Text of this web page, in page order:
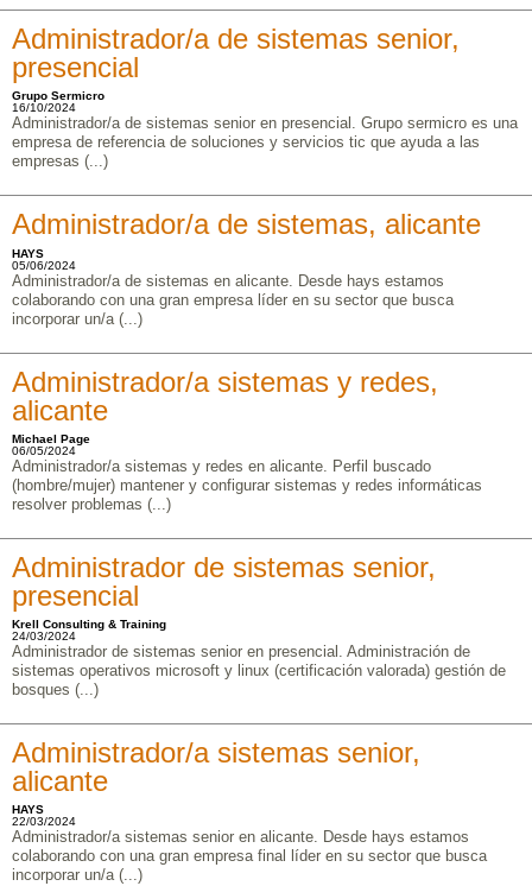
Administrador/a de sistemas senior,
presencial
Grupo Sermicro
16/10/2024
Administrador/a de sistemas senior en presencial. Grupo sermicro es una
empresa de referencia de soluciones y servicios tic que ayuda a las
empresas (...)
Administrador/a de sistemas, alicante
HAYS
05/06/2024
Administrador/a de sistemas en alicante. Desde hays estamos
colaborando con una gran empresa líder en su sector que busca
incorporar un/a (...)
Administrador/a sistemas y redes,
alicante
Michael Page
06/05/2024
Administrador/a sistemas y redes en alicante. Perfil buscado
(hombre/mujer) mantener y configurar sistemas y redes informáticas
resolver problemas (...)
Administrador de sistemas senior,
presencial
Krell Consulting & Training
24/03/2024
Administrador de sistemas senior en presencial. Administración de
sistemas operativos microsoft y linux (certificación valorada) gestión de
bosques (...)
Administrador/a sistemas senior,
alicante
HAYS
22/03/2024
Administrador/a sistemas senior en alicante. Desde hays estamos
colaborando con una gran empresa final líder en su sector que busca
incorporar un/a (...)